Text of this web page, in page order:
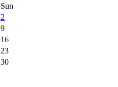
Sun
2
9
16
23
30